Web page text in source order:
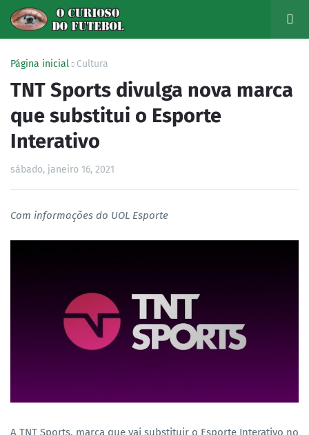
Página inicial Cultura
TNT Sports divulga nova marca
que substitui o Esporte
Interativo
sábado, janeiro 16, 2021
Com informações do UOL Esporte
A TNT Sports, marca que vai substituir o Esporte Interativo no